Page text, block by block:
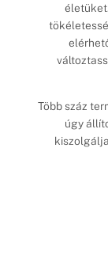
Több száz
úgy